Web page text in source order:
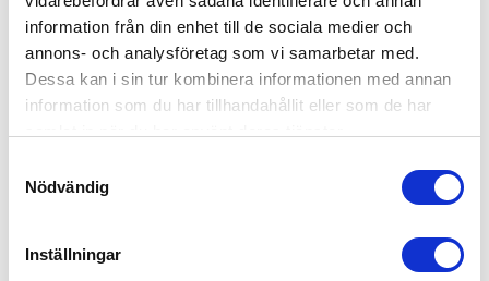
information från din enhet till de sociala medier och
annons- och analysföretag som vi samarbetar med.
Dessa kan i sin tur kombinera informationen med annan
information som du har tillhandahållit eller som de har
Nödvändig
Inställningar
Britax Baksätesspegel
EJ I LAGER